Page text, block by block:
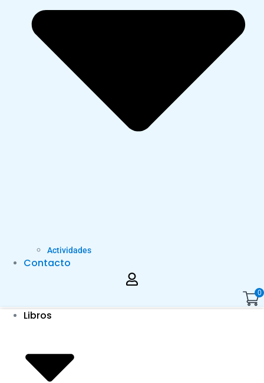
Actividades
Contacto
0
Libros